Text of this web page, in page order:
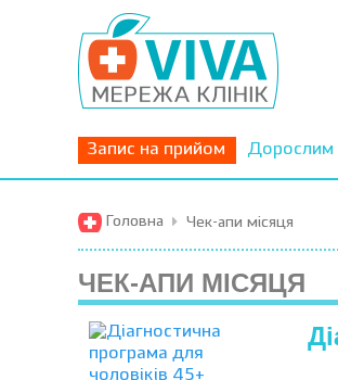
Запис на прийом Дорослим
Головна Чек-апи місяця
ЧЕК-АПИ МІСЯЦЯ